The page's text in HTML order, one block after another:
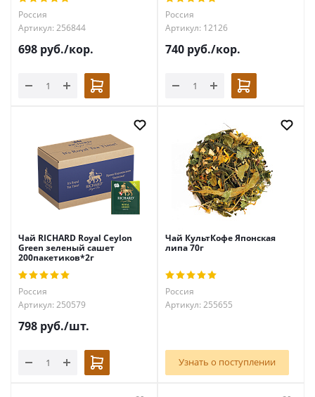
Россия
Артикул: 256844
698 руб./кор.
Россия
Артикул: 12126
740 руб./кор.
Чай RICHARD Royal Ceylon
Green зеленый сашет
200пакетиков*2г
Россия
Артикул: 250579
798 руб./шт.
Чай КультКофе Японская
липа 70г
Россия
Артикул: 255655
Узнать о поступлении